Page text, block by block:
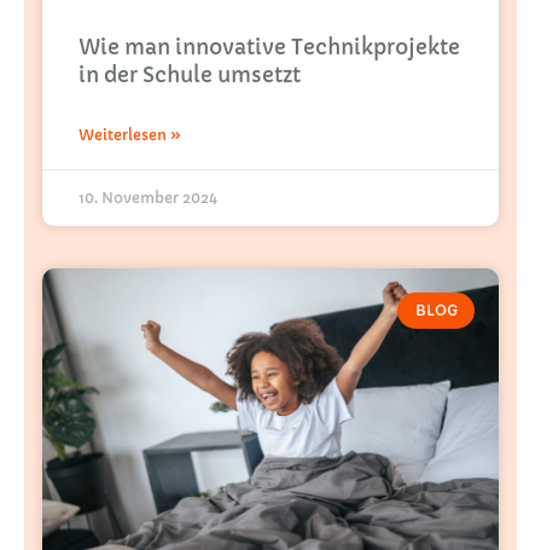
Wie man innovative Technikprojekte
in der Schule umsetzt
Weiterlesen »
10. November 2024
BLOG